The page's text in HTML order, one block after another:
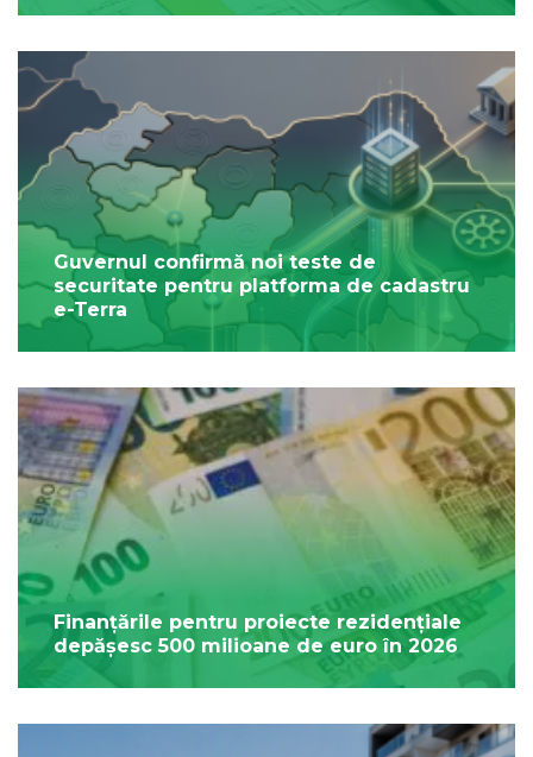
Guvernul confirmă noi teste de
securitate pentru platforma de cadastru
e-Terra
Finanțările pentru proiecte rezidențiale
depășesc 500 milioane de euro în 2026